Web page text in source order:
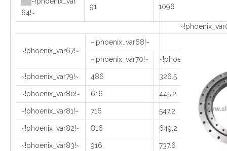
64!~
91 1096
~!phoenix_var67!~
~!phoenix_var68!~
~!phoenix_var70!~ ~!phoenix_var71!~
~!phoenix_var79!~ 486 326.5
~!phoenix_var80!~ 616 445.2
~!phoenix_var81!~ 716 547.2
~!phoenix_var82!~ 816 649.2
~!phoenix_var83!~ 916 737.6